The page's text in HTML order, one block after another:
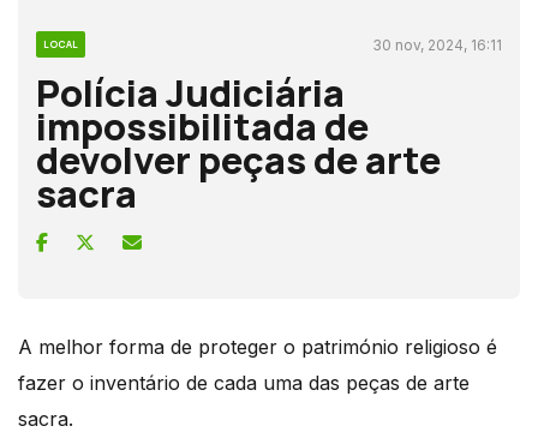
LOCAL 30 nov, 2024, 16:11
Polícia Judiciária
impossibilitada de
devolver peças de arte
sacra
A melhor forma de proteger o património religioso é
fazer o inventário de cada uma das peças de arte
sacra.